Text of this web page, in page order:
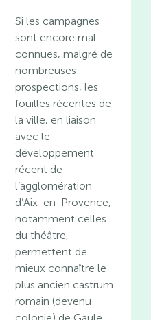
Si les campagnes
sont encore mal
connues, malgré de
nombreuses
prospections, les
fouilles récentes de
la ville, en liaison
avec le
développement
récent de
l’agglomération
d’Aix-en-Provence,
notamment celles
du théâtre,
permettent de
mieux connaître le
plus ancien castrum
romain (devenu